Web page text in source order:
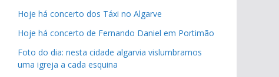
Hoje há concerto dos Táxi no Algarve
Hoje há concerto de Fernando Daniel em Portimão
Foto do dia: nesta cidade algarvia vislumbramos
uma igreja a cada esquina